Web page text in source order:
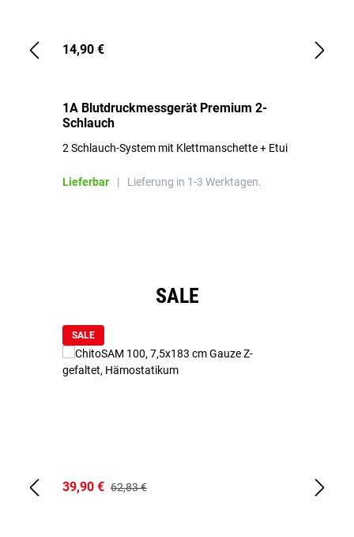
14,90 €
1A Blutdruckmessgerät Premium 2-
Schlauch
2 Schlauch-System mit Klettmanschette + Etui
Lieferbar | Lieferung in 1-3 Werktagen.
SALE
SALE
39,90 € 62,83 €